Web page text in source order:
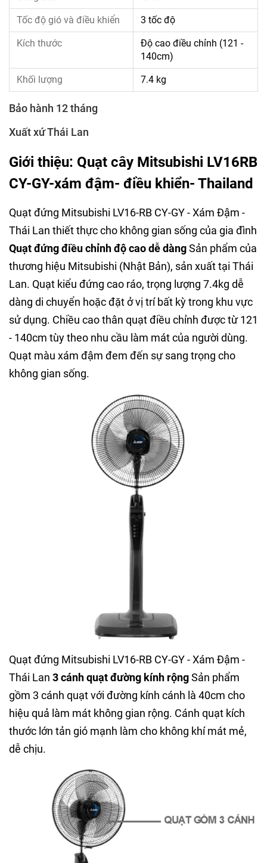
Tốc độ gió và điều khiển 3 tốc độ
Kích thước
Độ cao điều chỉnh (121 -
140cm)
Khối lượng 7.4 kg
Bảo hành 12 tháng
Xuất xứ Thái Lan
Giới thiệu: Quạt cây Mitsubishi LV16RB
CY-GY-xám đậm- điều khiển- Thailand
Quạt đứng Mitsubishi LV16-RB CY-GY - Xám Đậm -
Thái Lan thiết thực cho không gian sống của gia đình
Quạt đứng điều chỉnh độ cao dễ dàngSản phẩm của
thương hiệu Mitsubishi (Nhật Bản), sản xuất tại Thái
Lan. Quạt kiểu đứng cao ráo, trọng lượng 7.4kg dễ
dàng di chuyển hoặc đặt ở vị trí bất kỳ trong khu vực
sử dụng. Chiều cao thân quạt điều chỉnh được từ 121
- 140cm tùy theo nhu cầu làm mát của người dùng.
Quạt màu xám đậm đem đến sự sang trọng cho
không gian sống.
Quạt đứng Mitsubishi LV16-RB CY-GY - Xám Đậm -
Thái Lan 3 cánh quạt đường kính rộngSản phẩm
gồm 3 cánh quạt với đường kính cánh là 40cm cho
hiệu quả làm mát không gian rộng. Cánh quạt kích
thước lớn tản gió mạnh làm cho không khí mát mẻ,
dễ chịu.